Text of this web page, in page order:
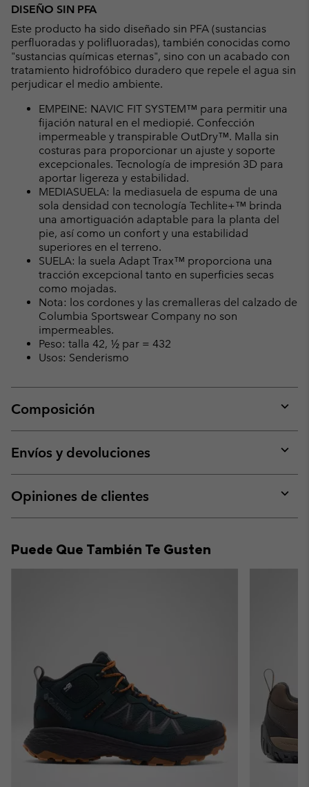
DISEÑO SIN PFA
Este producto ha sido diseñado sin PFA (sustancias
perfluoradas y polifluoradas), también conocidas como
"sustancias químicas eternas", sino con un acabado con
tratamiento hidrofóbico duradero que repele el agua sin
perjudicar el medio ambiente.
EMPEINE: NAVIC FIT SYSTEM™ para permitir una
fijación natural en el mediopié. Confección
impermeable y transpirable OutDry™. Malla sin
costuras para proporcionar un ajuste y soporte
excepcionales. Tecnología de impresión 3D para
aportar ligereza y estabilidad.
MEDIASUELA: la mediasuela de espuma de una
sola densidad con tecnología Techlite+™ brinda
una amortiguación adaptable para la planta del
pie, así como un confort y una estabilidad
superiores en el terreno.
SUELA: la suela Adapt Trax™ proporciona una
tracción excepcional tanto en superficies secas
como mojadas.
Nota: los cordones y las cremalleras del calzado de
Columbia Sportswear Company no son
impermeables.
Peso: talla 42, ½ par = 432
Usos: Senderismo
Composición
or
Envíos y devoluciones
or
Opiniones de clientes
or
Puede Que También Te Gusten